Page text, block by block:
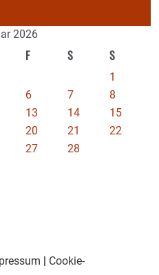
2026
F S S
1
6 7
8
13 14
15
20 21
22
27
28
Cookie-